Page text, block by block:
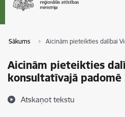
Sākums Aicinām pieteikties dalībai
Aicinām pieteikties
konsultatīvajā padomē
Atskaņot tekstu